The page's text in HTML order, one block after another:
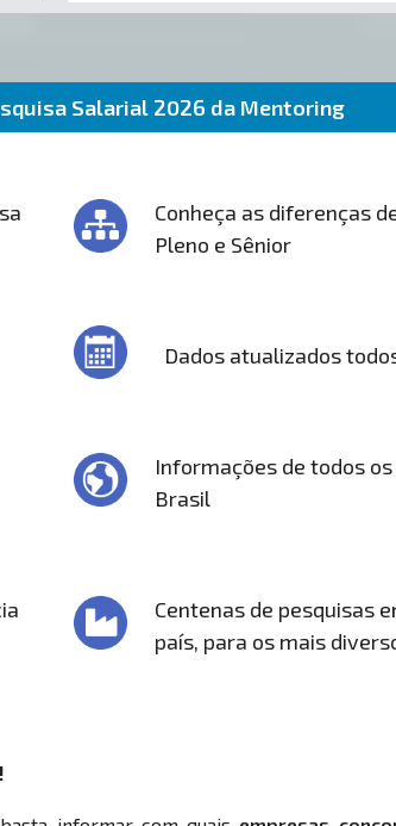
Salarial 2026 da Mentoring
Conheça as diferenças
Pleno e Sênior
Dados atualizados
Informações de todos
Brasil
Centenas de pesquisas
país, para os mais